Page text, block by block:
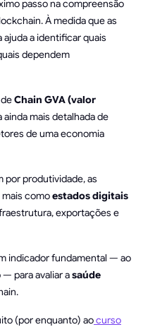
passo na compreensão
À medida que as
a identificar quais
dependem
Chain GVA (valor
mais detalhada de
de uma economia
por produtividade, as
comoestados digitais
exportações e
indicador fundamental — ao
para avaliar asaúde
(por enquanto) aocurso